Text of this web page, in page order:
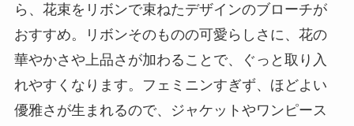
ら、花束をリボンで束ねたデザインのブローチが
おすすめ。リボンそのものの可愛らしさに、花の
華やかさや上品さが加わることで、ぐっと取り入
れやすくなります。フェミニンすぎず、ほどよい
優雅さが生まれるので、ジャケットやワンピース